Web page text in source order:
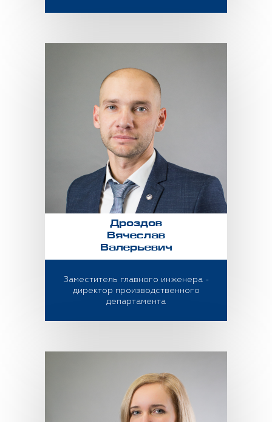
Дроздов
Вячеслав
Валерьевич
Заместитель главного инженера -
директор производственного
департамента